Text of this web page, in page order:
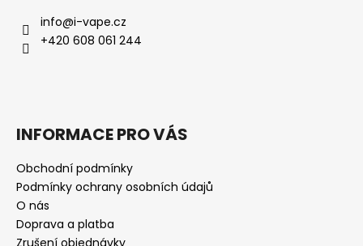
info@i-vape.cz
+420 608 061 244
INFORMACE PRO VÁS
Obchodní podmínky
Podmínky ochrany osobních údajů
O nás
Doprava a platba
Zrušení objednávky